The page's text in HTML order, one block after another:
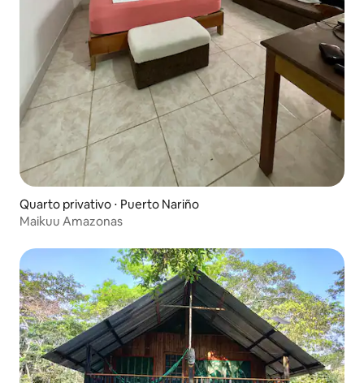
Quarto privativo ⋅ Puerto Nariño
Maikuu Amazonas